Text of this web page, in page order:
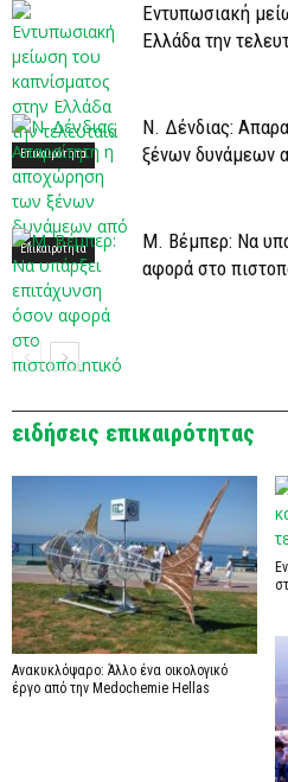
Επικαιρότητα
Εντυπωσιακή
Ελλάδα την
Επικαιρότητα
Ν. Δένδιας:
ξένων δυνάμεων
Μ. Βέμπερ: Να
αφορά στο
ειδήσεις επικαιρότητας
Ανακυκλόψαρο: Άλλο ένα οικολογικό
έργο από την Medochemie Hellas